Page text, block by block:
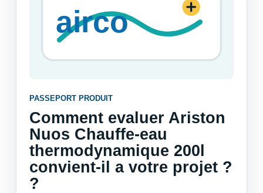
PASSEPORT PRODUIT
Comment evaluer Ariston
Nuos Chauffe-eau
thermodynamique 200l
convient-il a votre projet ?
?